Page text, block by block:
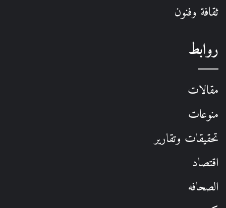
ثقافة وفنون
روابط
مقالات
منوعات
تحقيقات وتقارير
اقتصاد
الصحافه